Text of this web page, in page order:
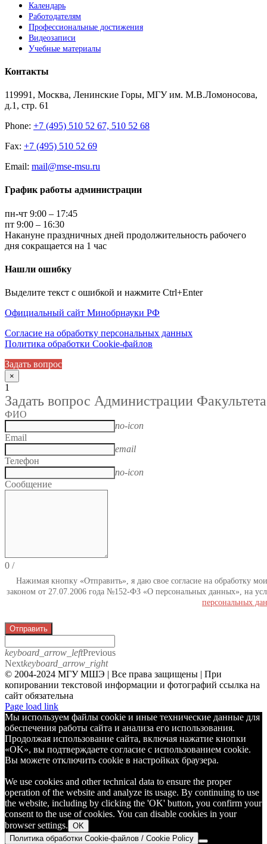
Календарь
Работодателям
Профессиональные достижения
Видеозаписи
Учебные материалы
Контакты
119991, Москва, Ленинские Горы, МГУ им. М.В.Ломоносова,
д.1, стр. 61
Phone: +7 (495) 510 52 67, 510 52 68
Fax: +7 (495) 510 52 69
Email: mail@mse-msu.ru
График работы администрации
пн-чт 9:00 – 17:45
пт 9:00 – 16:30
Накануне праздничных дней продолжительность рабочего
дня сокращается на 1 час
Нашли ошибку
Выделите текст с ошибкой и нажмите Ctrl+Enter
Официальный сайт Минобрнауки РФ
Согласие на обработку персональных данных
Политика обработки Cookie-файлов
Задать вопрос
×
1
Задать вопрос Администрации Факультета
ФИО
no-icon
Email
email
Телефон
no-icon
Сообщение
0 /
Нажимая кнопку «Отправить», я даю свое согласие на обработку
законом от 27.07.2006 года №152-ФЗ «О персональных данных», на
персональных
Отправить
keyboard_arrow_leftPrevious
Nextkeyboard_arrow_right
© 2004-2024 МГУ МШЭ | Все права защищены | При
копировании текстовой информации и фотографий ссылка на
сайт обязательна
Telegram
Page load link
Мы используем файлы cookie и иные технические данные для
обеспечения работы сайта и анализа его использования.
Продолжая использование сайта, включая нажатие кнопки
«OK», вы подтверждаете согласие с использованием cookie.
Вы можете отключить cookie в настройках браузера.
We use cookies and other technical data to ensure the proper
operation of the website and analyze its usage. By continuing to use
the website, including by clicking the 'OK' button, you confirm your
consent to the use of cookies. You can disable cookies in your
browser settings. OK
Политика обработки Cookie-файлов / Cookie Policy